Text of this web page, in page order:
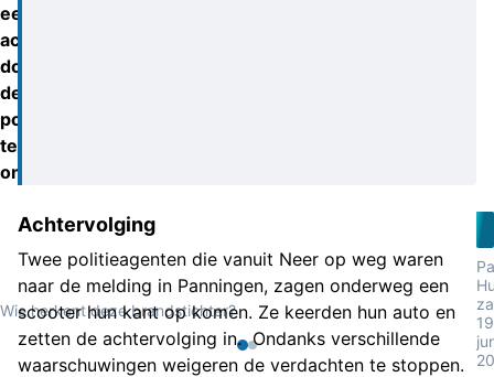
een
achtervolging
door
de
politie,
te
ontkomen.
Wie herkent deze brandstichter?
Achtervolging
Twee politieagenten die vanuit Neer op weg waren
naar de melding in Panningen, zagen onderweg een
scooter hun kant op komen. Ze keerden hun auto en
zetten de achtervolging in. Ondanks verschillende
waarschuwingen weigeren de verdachten te stoppen.
19